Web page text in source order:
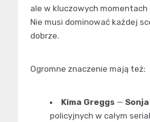
ale w kluczowych
Nie musi dominować każdej
dobrze.
Ogromne znaczenie mają też:
Kima Greggs —
policyjnych w całym